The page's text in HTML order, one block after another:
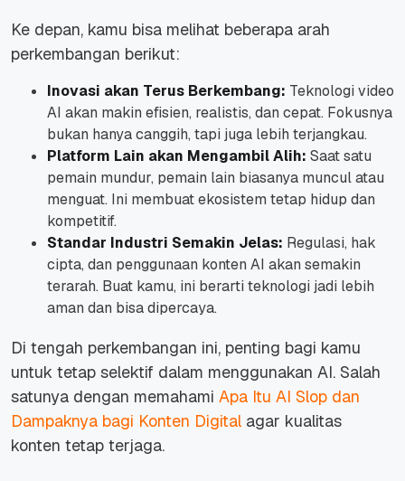
Ke depan, kamu bisa melihat beberapa arah
perkembangan berikut:
Inovasi akan Terus Berkembang: Teknologi video
AI akan makin efisien, realistis, dan cepat. Fokusnya
bukan hanya canggih, tapi juga lebih terjangkau.
Platform Lain akan Mengambil Alih: Saat satu
pemain mundur, pemain lain biasanya muncul atau
menguat. Ini membuat ekosistem tetap hidup dan
kompetitif.
Standar Industri Semakin Jelas: Regulasi, hak
cipta, dan penggunaan konten AI akan semakin
terarah. Buat kamu, ini berarti teknologi jadi lebih
aman dan bisa dipercaya.
Di tengah perkembangan ini, penting bagi kamu
untuk tetap selektif dalam menggunakan AI. Salah
satunya dengan memahami Apa Itu AI Slop dan
Dampaknya bagi Konten Digital agar kualitas
konten tetap terjaga.